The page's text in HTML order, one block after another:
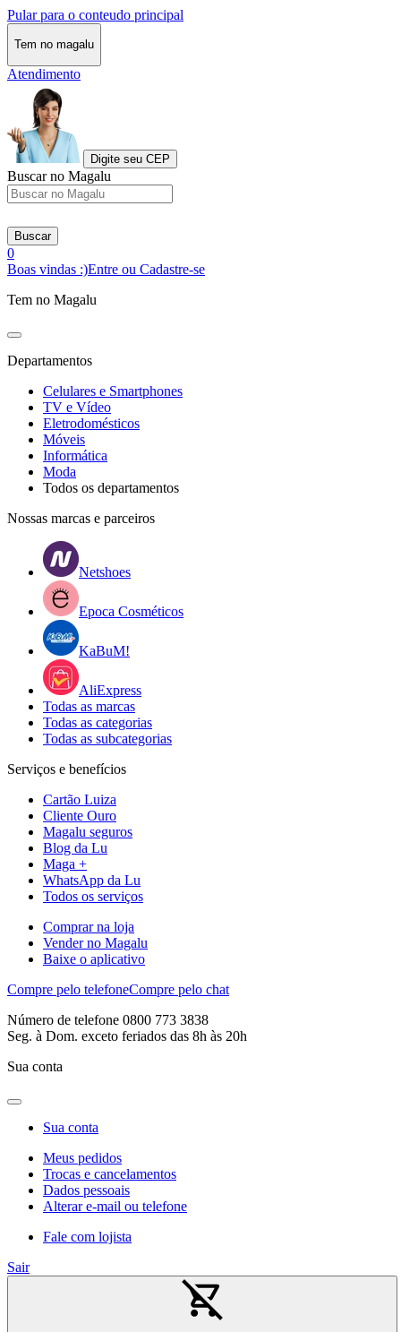
Pular para o conteudo principal
Tem no magalu
Atendimento
Digite seu CEP
Buscar no Magalu
Buscar
0
Boas vindas :)Entre ou Cadastre-se
Tem no Magalu
Departamentos
Celulares e Smartphones
TV e Vídeo
Eletrodomésticos
Móveis
Informática
Moda
Todos os departamentos
Nossas marcas e parceiros
Netshoes
Epoca Cosméticos
KaBuM!
AliExpress
Todas as marcas
Todas as categorias
Todas as subcategorias
Serviços e benefícios
Cartão Luiza
Cliente Ouro
Magalu seguros
Blog da Lu
Maga +
WhatsApp da Lu
Todos os serviços
Comprar na loja
Vender no Magalu
Baixe o aplicativo
Compre pelo telefoneCompre pelo chat
Número de telefone 0800 773 3838
Seg. à Dom. exceto feriados das 8h às 20h
Sua conta
Sua conta
Meus pedidos
Trocas e cancelamentos
Dados pessoais
Alterar e-mail ou telefone
Fale com lojista
Sair